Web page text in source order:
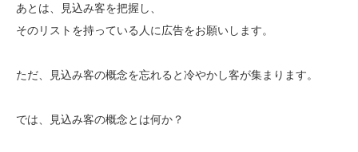
あとは、見込み客を把握し、
そのリストを持っている人に広告をお願いします。
ただ、見込み客の概念を忘れると冷やかし客が集まります。
では、見込み客の概念とは何か？